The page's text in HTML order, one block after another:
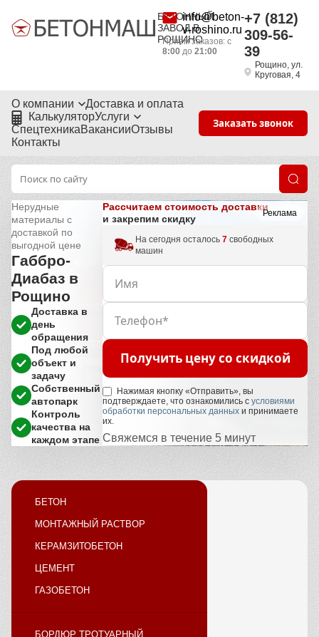
БЕТОННЫЙ
ЗАВОД В
РОЩИНО
info@beton-
v-roshino.ru
Приём заказов: с
8:00 до21:00
+7 (812)
309-56-
39
Рощино, ул.
Круговая, 4
О компании
Доставка и оплата
КалькуляторУслуги
СпецтехникаВакансииОтзывы
Контакты
Заказать звонок
Реклама
Нерудные
материалы с
доставкой по
выгодной цене
Габбро-
Диабаз в
Рощино
Доставка в
день
обращения
Под любой
объект и
задачу
Собственный
автопарк
Контроль
качества на
каждом этапе
Рассчитаем стоимость доставки
и закрепим скидку
На сегодня осталось7 свободных
машин
Получить цену со скидкой
Нажимая кнопку «Отправить», вы
подтверждаете, что ознакомились сусловиями
обработки персональных данных и принимаете
их.
Свяжемся в течение 5 минут
БЕТОН
МОНТАЖНЫЙ РАСТВОР
КЕРАМЗИТОБЕТОН
ЦЕМЕНТ
ГАЗОБЕТОН
БОРДЮР ТРОТУАРНЫЙ